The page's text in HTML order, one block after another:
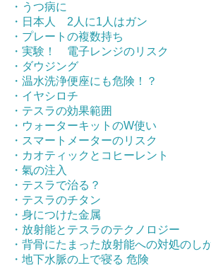
・うつ病に
・日本人 2人に1人はガン
・プレートの複数持ち
・実験！ 電子レンジのリスク
・ダウジング
・温水洗浄便座にも危険！？
・イヤシロチ
・テスラの効果範囲
・ウォーターキットのW使い
・スマートメーターのリスク
・カオティックとコヒーレント
・氣の注入
・テスラで治る？
・テスラのチタン
・身につけた金属
・放射能とテスラのテクノロジー
・背骨にたまった放射能への対処のし
・地下水脈の上で寝る 危険